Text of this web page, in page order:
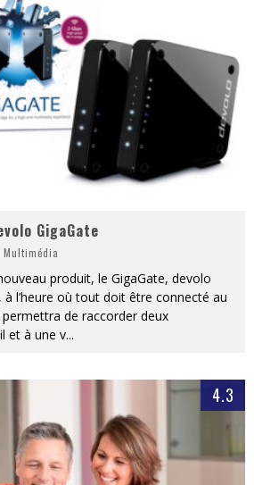
« Dr Wertham / L’homme qui étudia les tueurs en série » - Un Métier à Risque !
« Damn Them All » - Un duo de Choc !
GigaGate
Multimédia
produit, le GigaGate, devolo
l’heure où tout doit être connecté au
de raccorder deux
et à une v...
4.3